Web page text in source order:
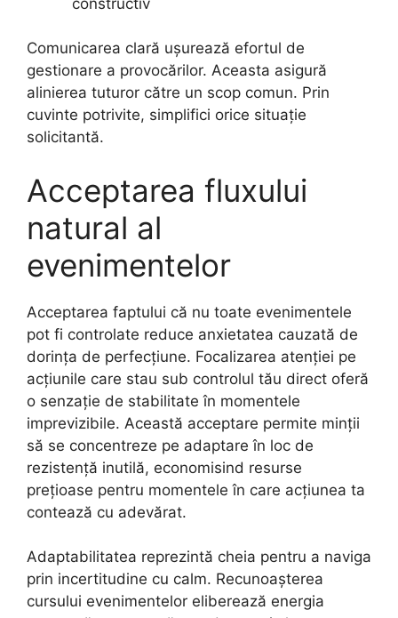
Comunicarea clară ușurează efortul de
gestionare a provocărilor. Aceasta asigură
alinierea tuturor către un scop comun. Prin
cuvinte potrivite, simplifici orice situație
solicitantă.
Acceptarea fluxului
natural al
evenimentelor
Acceptarea faptului că nu toate evenimentele
pot fi controlate reduce anxietatea cauzată de
dorința de perfecțiune. Focalizarea atenției pe
acțiunile care stau sub controlul tău direct oferă
o senzație de stabilitate în momentele
imprevizibile. Această acceptare permite minții
să se concentreze pe adaptare în loc de
rezistență inutilă, economisind resurse
prețioase pentru momentele în care acțiunea ta
contează cu adevărat.
Adaptabilitatea reprezintă cheia pentru a naviga
prin incertitudine cu calm. Recunoașterea
cursului evenimentelor eliberează energia